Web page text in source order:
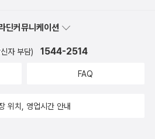
딘커뮤니케이션
자 부담) 1544-2514
FAQ
위치, 영업시간 안내